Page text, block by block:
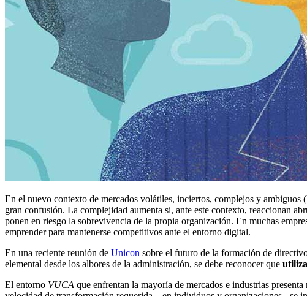
En el nuevo contexto de mercados volátiles, inciertos, complejos y
gran confusión. La complejidad aumenta si, ante este contexto, reaccionan
ponen en riesgo la sobrevivencia de la propia organización. En muchas
emprender para mantenerse competitivos ante el entorno digital.
En una reciente reunión de Unicon sobre el futuro de la formación de
elemental desde los albores de la administración, se debe reconocer que
El entorno VUCA que enfrentan la mayoría de mercados e industrias